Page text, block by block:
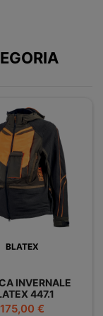
BLATEX
INVERNALE
447.1
Prezzo
175,00 €